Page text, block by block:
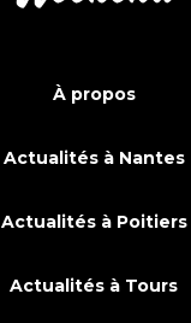
À propos
Actualités à Nantes
Actualités à Poitiers
Actualités à Tours